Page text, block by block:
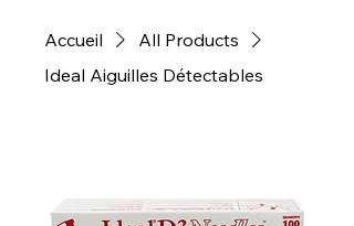
Accueil
All Products
Ideal Aiguilles Détectables